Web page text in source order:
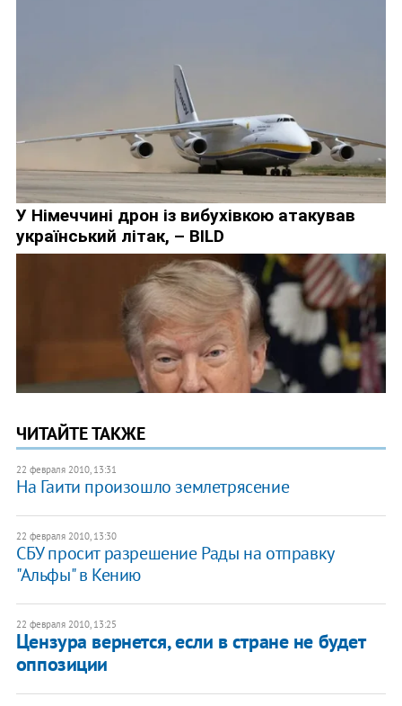
ЧИТАЙТЕ ТАКЖЕ
22 февраля 2010, 13:31
На Гаити произошло землетрясение
22 февраля 2010, 13:30
СБУ просит разрешение Рады на отправку
"Альфы" в Кению
22 февраля 2010, 13:25
Цензура вернется, если в стране не будет
оппозиции